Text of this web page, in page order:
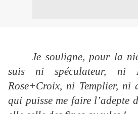
Je souligne, pour la
suis ni spéculateur, ni
Rose+Croix, ni Templier, ni
qui puisse me faire l’adepte